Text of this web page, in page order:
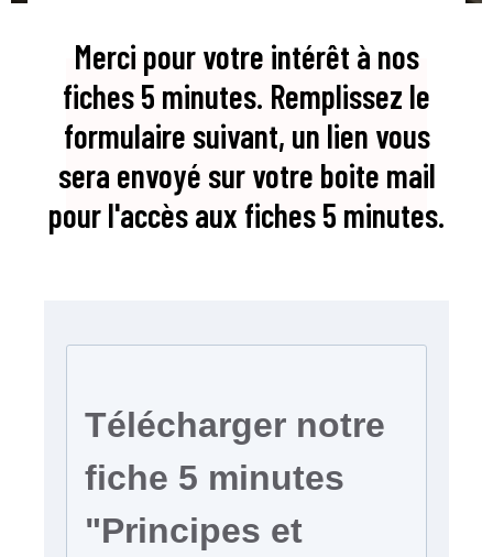
Merci pour votre intérêt à nos
fiches 5 minutes. Remplissez le
formulaire suivant, un lien vous
sera envoyé sur votre boite mail
pour l'accès aux fiches 5 minutes.